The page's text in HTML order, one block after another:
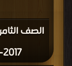
الصف
2017-2018, اقرأ باسم ربي PDF